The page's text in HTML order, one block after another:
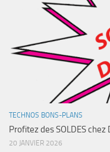
TECHNOS BONS-PLANS
Profitez des SOLDES chez
20 JANVIER 2026